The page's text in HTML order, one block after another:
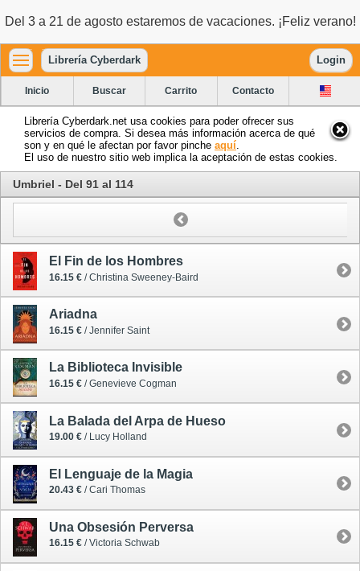
Del 3 a 21 de agosto estaremos de vacaciones. ¡Feliz verano!
Librería Cyberdark Login
Inicio Buscar Carrito Contacto
Librería Cyberdark.net usa cookies para poder ofrecer sus
servicios de compra. Si desea más información acerca de qué
son y en qué le afectan por favor pinche aquí
El uso de nuestro sitio web implica la aceptación de estas cookies.
Umbriel - Del 91 al 114
El Fin de los Hombres
16.15 € / Christina Sweeney-Baird
Ariadna
16.15 € / Jennifer Saint
La Biblioteca Invisible
16.15 € / Genevieve Cogman
La Balada del Arpa de Hueso
19.00 € / Lucy Holland
El Lenguaje de la Magia
20.43 € / Cari Thomas
Una Obsesión Perversa
16.15 € / Victoria Schwab